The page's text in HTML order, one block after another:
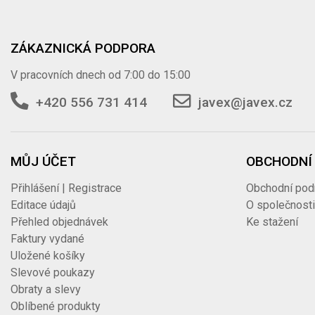
ZÁKAZNICKÁ PODPORA
V pracovních dnech od 7:00 do 15:00
+420 556 731 414 javex@javex.cz
MŮJ ÚČET
Přihlášení | Registrace
Editace údajů
Přehled objednávek
Faktury vydané
Uložené košíky
Slevové poukazy
Obraty a slevy
Oblíbené produkty
Obchodní
O společnosti
Ke stažení